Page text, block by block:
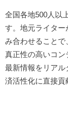
全国各地500人以
す。地元ライター
み合わせることで
真正性の高いコ
最新情報をリア
済活性化に直接貢